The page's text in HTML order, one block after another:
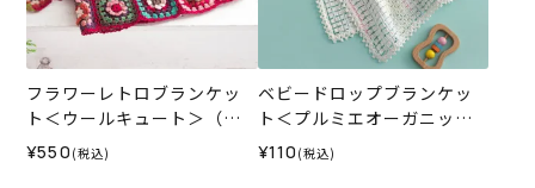
フラワーレトロブランケッ
ト＜ウールキュート＞（レ
シピ）
¥550 (税込)
ベビードロップブランケッ
ト＜プルミエオーガニック
コットン＞（レシピ）
¥110 (税込)